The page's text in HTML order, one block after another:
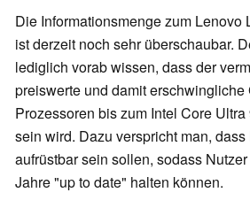
Die Informationsmenge zum Lenovo
ist derzeit noch sehr überschaubar.
lediglich vorab wissen, dass der
preiswerte und damit erschwingliche
Prozessoren bis zum Intel Core
sein wird. Dazu verspricht man,
aufrüstbar sein sollen, sodass
Jahre "up to date" halten können.